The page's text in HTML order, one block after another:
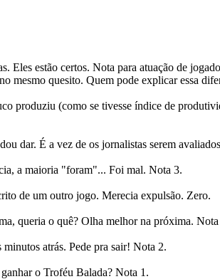
Eles estão certos. Nota para atuação de
mesmo quesito. Quem pode explicar essa
produziu (como se tivesse índice de
dar. É a vez de os jornalistas serem
a maioria "foram"... Foi mal. Nota 3.
de um outro jogo. Merecia expulsão. Zero.
queria o quê? Olha melhor na próxima.
atrás. Pede pra sair! Nota 2.
o Troféu Balada? Nota 1.